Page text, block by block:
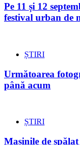
Pe 11 și 12
festival urban de
ȘTIRI
Următoarea
până acum
ȘTIRI
Mașinile de